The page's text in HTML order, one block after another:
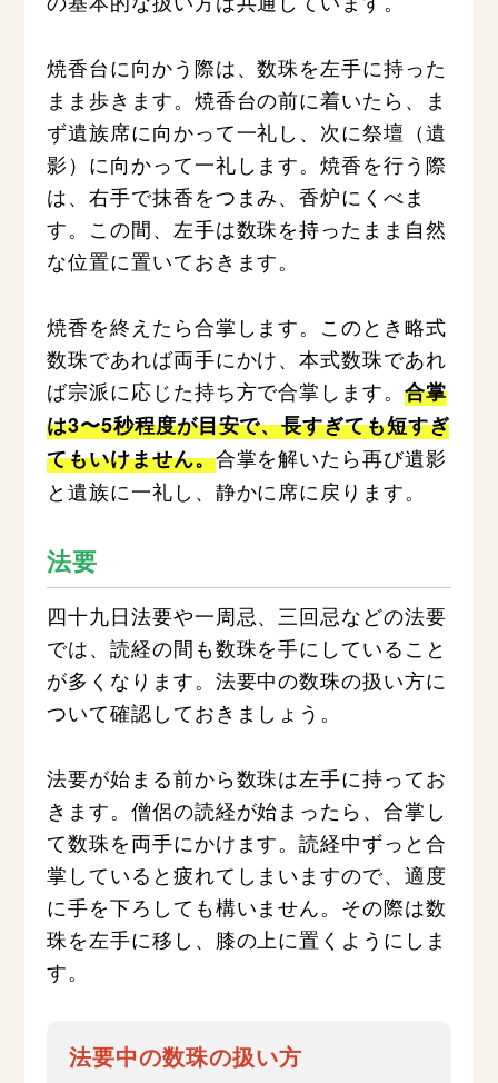
焼香台に向かう際は、数珠を左手に持った
まま歩きます。焼香台の前に着いたら、ま
ず遺族席に向かって一礼し、次に祭壇（遺
影）に向かって一礼します。焼香を行う際
は、右手で抹香をつまみ、香炉にくべま
す。この間、左手は数珠を持ったまま自然
な位置に置いておきます。
焼香を終えたら合掌します。このとき略式
数珠であれば両手にかけ、本式数珠であれ
ば宗派に応じた持ち方で合掌します。 合掌
は3〜5秒程度が目安で、長すぎても短すぎ
てもいけません。合掌を解いたら再び遺影
と遺族に一礼し、静かに席に戻ります。
法要
四十九日法要や一周忌、三回忌などの法要
では、読経の間も数珠を手にしていること
が多くなります。法要中の数珠の扱い方に
ついて確認しておきましょう。
法要が始まる前から数珠は左手に持ってお
きます。僧侶の読経が始まったら、合掌し
て数珠を両手にかけます。読経中ずっと合
掌していると疲れてしまいますので、適度
に手を下ろしても構いません。その際は数
珠を左手に移し、膝の上に置くようにしま
す。
法要中の数珠の扱い方